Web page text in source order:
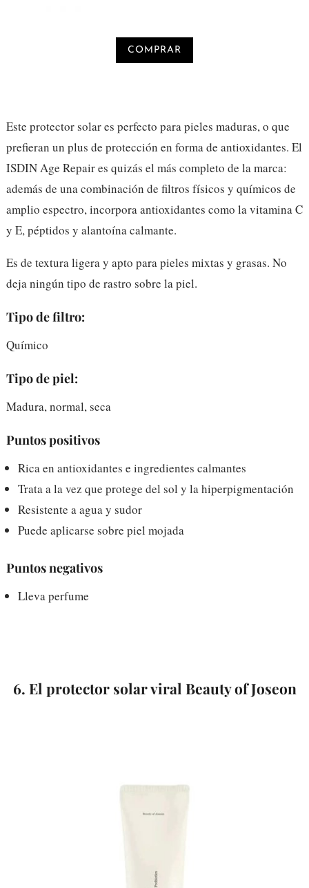
COMPRAR
Este protector solar es perfecto para pieles maduras, o que
prefieran un plus de protección en forma de antioxidantes. El
ISDIN Age Repair es quizás el más completo de la marca:
además de una combinación de filtros físicos y químicos de
amplio espectro, incorpora antioxidantes como la vitamina C
y E, péptidos y alantoína calmante.
Es de textura ligera y apto para pieles mixtas y grasas. No
deja ningún tipo de rastro sobre la piel.
Tipo de filtro:
Químico
Tipo de piel:
Madura, normal, seca
Puntos positivos
Rica en antioxidantes e ingredientes calmantes
Trata a la vez que protege del sol y la hiperpigmentación
Resistente a agua y sudor
Puede aplicarse sobre piel mojada
Puntos negativos
Lleva perfume
6. El protector solar viral Beauty of Joseon